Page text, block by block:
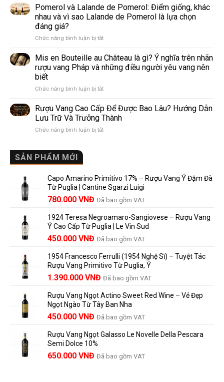
vang
phổ
thế
Và
Sparkling
Wine
Nhau
Thế
Nào?
10
So
Dễ
Hiểu
Người
Pomerol và Lalande de Pomerol: Điểm giống, khác
nhau và vì sao Lalande de Pomerol là lựa chọn
đáng giá?
Chức năng bình luận bị tắtở
và
Lalande
de
Điểm
khác
nhau
và
vì
lựa
chọn
đáng
Mis en Bouteille au Château là gì? Ý nghĩa trên nhãn
rượu vang Pháp và những điều người yêu vang nên
biết
Chức năng bình luận bị tắtở
en
Bouteille
au
Château
nhãn
rượu
vang
và
những
người
vang
nên
biết
Rượu Vang Cao Cấp Để Được Bao Lâu? Hướng Dẫn
Lưu Trữ Và Trưởng Thành
Chức năng bình luận bị tắtở
Được
Bao
Lâu?
Hướng
Dẫn
Lưu
Trữ
Và
Thành
SẢN PHẨM MỚI
Capo Amarino Primitivo 17% – Rượu Vang Ý Đậm Đà
Từ Puglia | Cantine Sgarzi Luigi
Giá
là:
858.000 VNĐ.
780.000 VNĐ Giá
tại
là:
780.000 VNĐ.
Đã bao gồm VAT
1924 Teresa Negroamaro-Sangiovese – Rượu Vang
Ý Cao Cấp Từ Puglia | Le Vin Sud
Giá
là:
495.000 VNĐ.
450.000 VNĐ Giá
tại
là:
450.000 VNĐ.
Đã bao gồm VAT
1954 Francesco Ferrulli (1954 Nghệ Sĩ) – Tuyệt Tác
Rượu Vang Primitivo Từ Puglia, Ý
Giá
là:
1.529.000 VNĐ.
1.390.000 VNĐ Giá
tại
là:
1.390.000 VNĐ.
Đã bao gồm VAT
Rượu Vang Ngọt Actino Sweet Red Wine – Vẻ Đẹp
Ngọt Ngào Từ Tây Ban Nha
450.000 VNĐ Đã bao gồm VAT
Rượu Vang Ngọt Galasso Le Novelle Della Pescara
Semi Dolce 10%
650.000 VNĐ Đã bao gồm VAT